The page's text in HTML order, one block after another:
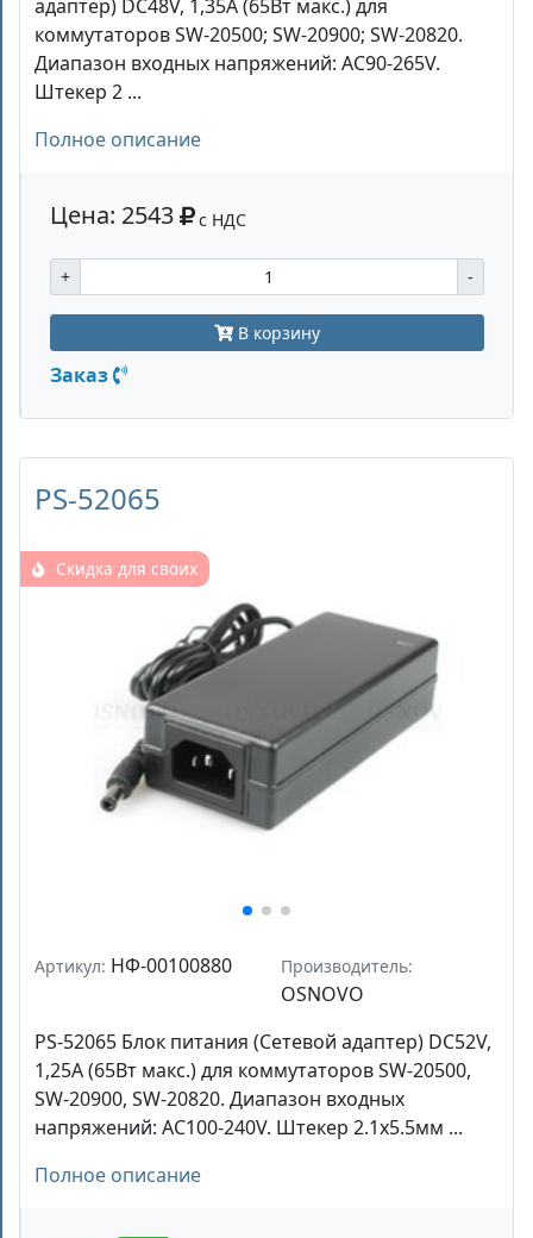
адаптер) DC48V, 1,35A (65Вт макс.) для
коммутаторов SW-20500; SW-20900; SW-20820.
Диапазон входных напряжений: AC90-265V.
Штекер 2 ...
Полное описание
Цена: 2543 с НДС
+ -
В корзину
Заказ
PS-52065
Скидка для своих
Артикул: НФ-00100880 Производитель:
OSNOVO
PS-52065 Блок питания (Сетевой адаптер) DC52V,
1,25A (65Вт макс.) для коммутаторов SW-20500,
SW-20900, SW-20820. Диапазон входных
напряжений: AC100-240V. Штекер 2.1x5.5мм ...
Полное описание